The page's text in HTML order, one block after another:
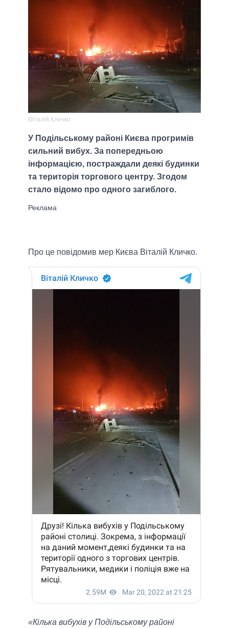
Віталій Кличко
У Подільському районі Києва прогримів
сильний вибух. За попередньою
інформацією, постраждали деякі будинки
та територія торгового центру. Згодом
стало відомо про одного загиблого.
Про це повідомив мер Києва Віталій Кличко.
«Кілька вибухів у Подільському районі